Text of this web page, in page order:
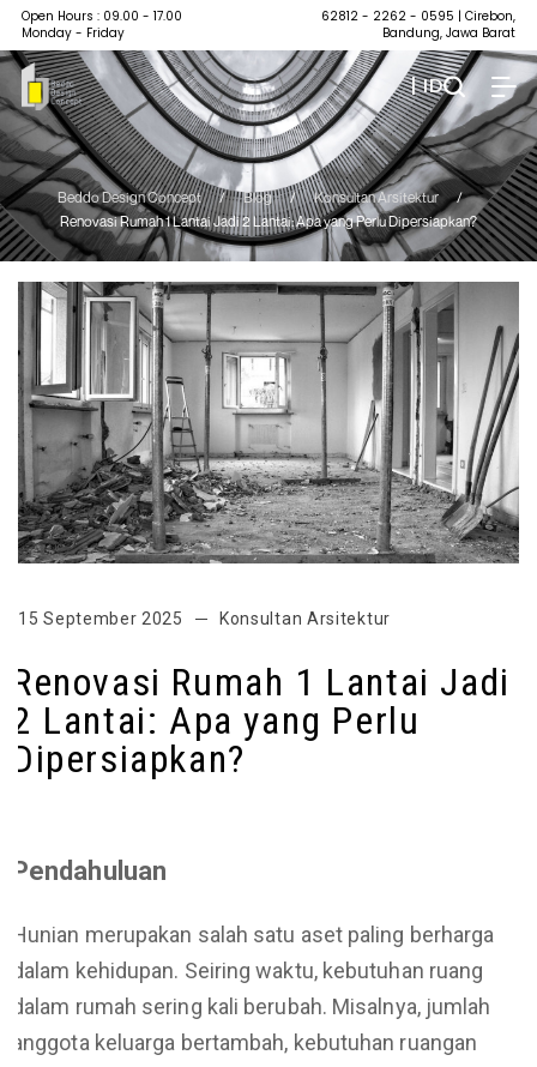
Open Hours : 09.00 - 17.00
Monday - Friday
62812 - 2262 - 0595 | Cirebon,
Bandung, Jawa Barat
| ID
Beddo Design Concept / Blog / Konsultan Arsitektur
/
Renovasi Rumah 1 Lantai Jadi 2 Lantai: Apa yang Perlu Dipersiapkan?
15 September 2025 Konsultan Arsitektur
Renovasi Rumah 1 Lantai Jadi
2 Lantai: Apa yang Perlu
Dipersiapkan?
Pendahuluan
Hunian merupakan salah satu aset paling berharga
dalam kehidupan. Seiring waktu, kebutuhan ruang
dalam rumah sering kali berubah. Misalnya, jumlah
anggota keluarga bertambah, kebutuhan ruangan